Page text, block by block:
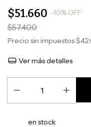
$51.660 -10% OFF
$57.400
Precio sin impuestos
Ver más detalles
en stock